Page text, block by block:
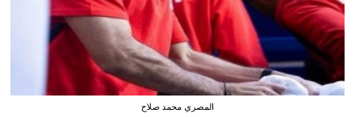
المصري محمد صلاح